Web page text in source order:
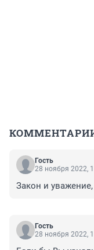
Гость
28 ноября 2022,
Закон и уважение,
Гость
28 ноября 2022,